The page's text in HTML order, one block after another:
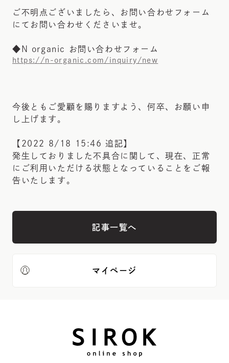
ご不明点ございましたら、お問い合わせフォーム
にてお問い合わせくださいませ。
◆N organic お問い合わせフォーム
https://n-organic.com/inquiry/new
今後ともご愛顧を賜りますよう、何卒、お願い申
し上げます。
【2022 8/18 15:46 追記】
発生しておりました不具合に関して、現在、正常
にご利用いただける状態となっていることをご報
告いたします。
記事一覧へ
マイページ